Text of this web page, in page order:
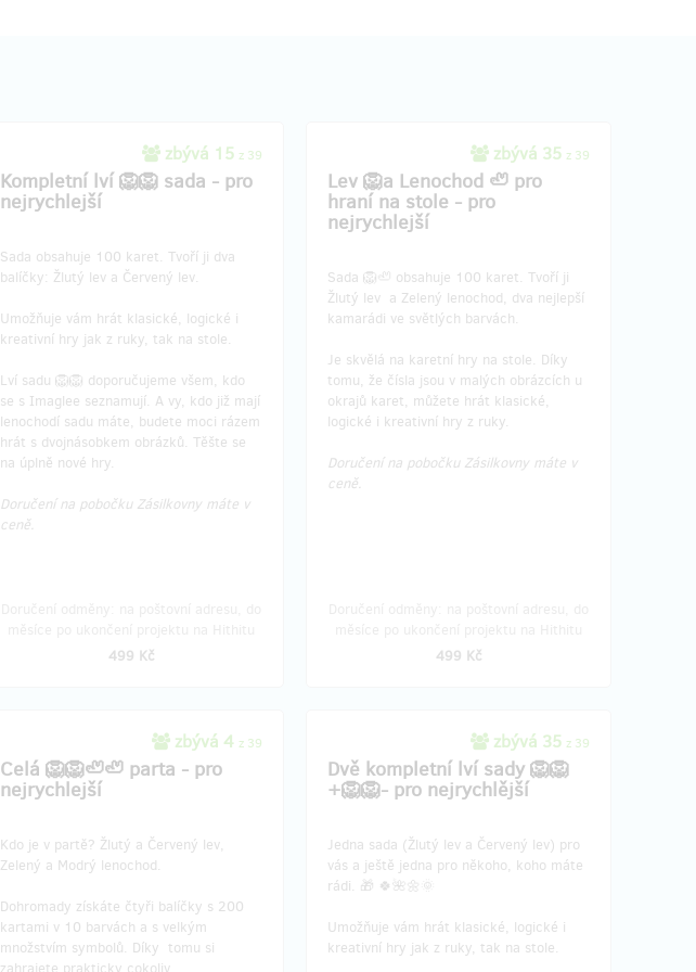
🦥🦁+🦥🦁+🦥🦁+🦥🦁+🦥🦁
🦥🦁+🦥🦁+🦁🦁+🦥🦁+🦥🦁
🦥🦁+🦥🦁+🦁🦁+🦥🦁+🦥🦁
Nechte je spočítat plochu české divočiny,
kterou váš dar pokryje;-).
Máte opravdu hodně přátel? Věž z karet
si můžete pořídit na Vánoce: jako dárek,
Osobní doručení a přednášku o kartách
máte v ceně.
Doručení odměny: do měsíce po ukončení
🦥🦁+🦥🦁+🦁🦁+🦥🦁+🦥🦁
🦥🦁+🦥🦥+🦁🦥+🦥🦁+🦥🦁
🦥🦁+🦥🦁+🦥🦁+🦥🦁+🦥🦁
🦥🦁+🦥🦁+🦁🦁+🦥🦁+🦥🦁
🦥🦁+🦥🦁+🦁🦁+🦥🦁+🦥🦁
🦥🦁+🦥🦥+🦁🦥+🦥🦁+🦥🦁
🦥🦁+🦥🦁+🦥🦁+🦥🦁+🦥🦁
🦥🦁+🦥🦁+🦁🦁+🦥🦁+🦥🦁
🦥🦁+🦥🦁+🦁🦁+🦥🦁
Můžete jich mít vždy pár u sebe jako
můžete podpořit knihovnu, aby byly karty
dostupné skoro všem v okolí.
Doručení odměny: do měsíce po ukončení
zbývá 15 z 39
Kompletní lví 🦁🦁 sada - pro
nejrychlejší
Sada obsahuje 100 karet. Tvoří ji dva
balíčky: Žlutý lev a Červený lev.
Umožňuje vám hrát klasické, logické i
kreativní hry jak z ruky, tak na stole.
Lví sadu 🦁🦁 doporučujeme všem, kdo
se s Imaglee seznamují. A vy, kdo již mají
lenochodí sadu máte, budete moci rázem
hrát s dvojnásobkem obrázků. Těšte se
na úplně nové hry.
Doručení na pobočku Zásilkovny máte v
ceně.
499 Kč
zbývá 35 z 39
Lev 🦁a Lenochod 🦥 pro
hraní na stole - pro
nejrychlejší
Sada 🦁🦥 obsahuje 100 karet. Tvoří ji
Žlutý lev a Zelený lenochod, dva nejlepší
kamarádi ve světlých barvách.
Je skvělá na karetní hry na stole. Díky
tomu, že čísla jsou v malých obrázcích u
okrajů karet, můžete hrát klasické,
logické i kreativní hry z ruky.
Doručení na pobočku Zásilkovny máte v
ceně.
499 Kč
zbývá 4 z 39
Celá 🦁🦁🦥🦥 parta - pro
nejrychlejší
Kdo je v partě? Žlutý a Červený lev,
Zelený a Modrý lenochod.
Dohromady získáte čtyři balíčky s 200
kartami v 10 barvách a s velkým
množstvím symbolů. Díky tomu si
zahrajete prakticky cokoliv.
zbývá 35 z 39
Dvě kompletní lví sady 🦁🦁
+🦁🦁- pro nejrychlější
Jedna sada (Žlutý lev a Červený lev) pro
vás a ještě jedna pro někoho, koho máte
rádi. 🎁 🍀🌺🌼🌞
Umožňuje vám hrát klasické, logické i
kreativní hry jak z ruky, tak na stole.